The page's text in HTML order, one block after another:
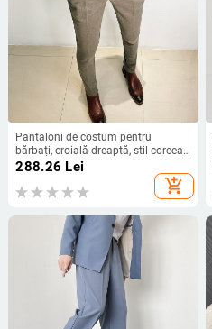
Pantaloni de costum pentru
bărbați, croială dreaptă, stil coreean
slim, țesătură poliesterică (95%
poliester), lansare toamnă 2022
288.26 Lei
add_shopping_cart